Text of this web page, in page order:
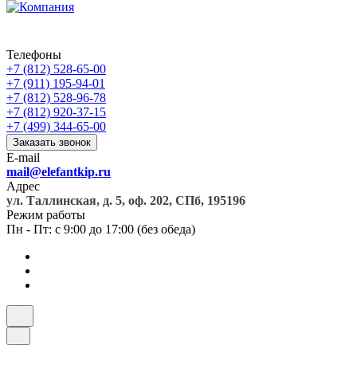
Телефоны
+7 (812) 528-65-00
+7 (911) 195-94-01
+7 (812) 528-96-78
+7 (812) 920-37-15
+7 (499) 344-65-00
Заказать звонок
E-mail
mail@elefantkip.ru
Адрес
ул. Таллинская, д. 5, оф. 202, СПб, 195196
Режим работы
Пн - Пт: с 9:00 до 17:00 (без обеда)